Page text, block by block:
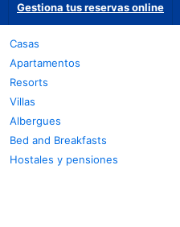
Gestiona tus reservas online
Casas
Apartamentos
Resorts
Villas
Albergues
Bed and Breakfasts
Hostales y pensiones